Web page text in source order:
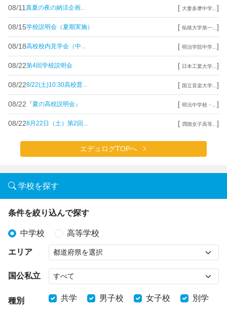
08/11 真夏の夜の納涼企画... [ 大妻多摩中学... ]
08/15学校説明会（夏期実施） [ 拓殖大学第一... ]
08/18高校校内見学会（中... [ 明治学院中学... ]
08/22第4回学校説明会 [ 日本工業大学... ]
08/228/22(土)10:30高校普... [ 国立音楽大学... ]
08/22 『夏の高校説明会』 [ 明法中学校・... ]
08/228月22日（土）第2回... [ 潤徳女子高等... ]
エデュログTOPへ
学校を探す
条件を絞り込んで探す
中学校 高等学校
エリア
国公私立
種別 共学 男子校 女子校 別学